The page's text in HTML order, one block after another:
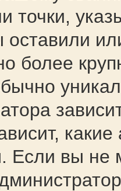
точки,
более
Если вы не